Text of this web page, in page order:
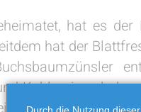
hat es
hat der
Kohlmeisen